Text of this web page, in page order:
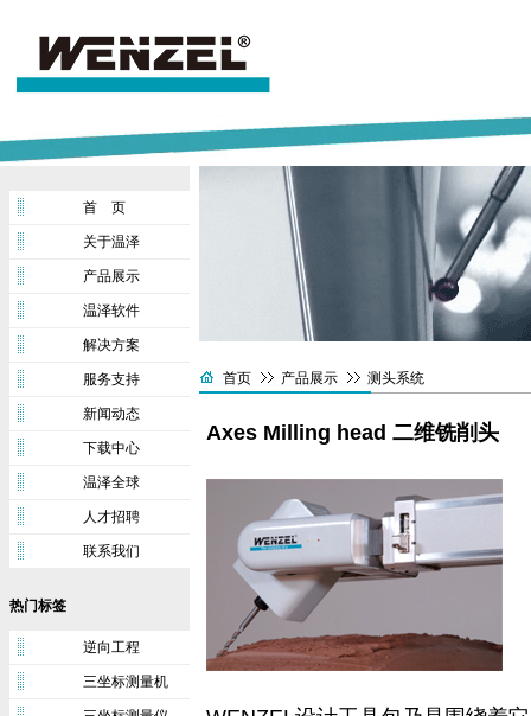
首 页
关于温泽
产品展示
温泽软件
解决方案
服务支持
新闻动态
下载中心
温泽全球
人才招聘
联系我们
热门标签
逆向工程
三坐标测量机
首页 产品展示 测头系统
Axes Milling head 二维铣削头